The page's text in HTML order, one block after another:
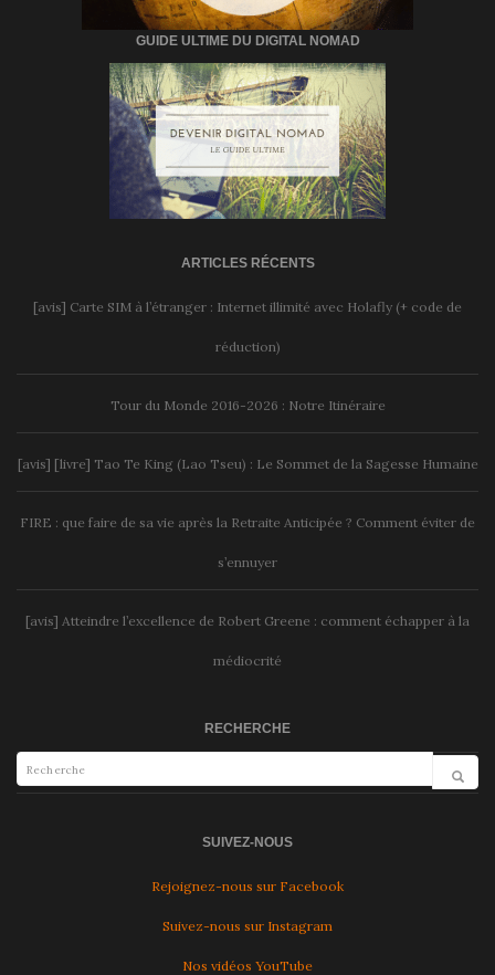
GUIDE ULTIME DU DIGITAL NOMAD
ARTICLES RÉCENTS
[avis] Carte SIM à l’étranger : Internet illimité avec Holafly (+ code de
réduction)
Tour du Monde 2016-2026 : Notre Itinéraire
[avis] [livre] Tao Te King (Lao Tseu) : Le Sommet de la Sagesse Humaine
FIRE : que faire de sa vie après la Retraite Anticipée ? Comment éviter de
s’ennuyer
[avis] Atteindre l’excellence de Robert Greene : comment échapper à la
médiocrité
RECHERCHE
SUIVEZ-NOUS
Rejoignez-nous sur Facebook
Suivez-nous sur Instagram
Nos vidéos YouTube